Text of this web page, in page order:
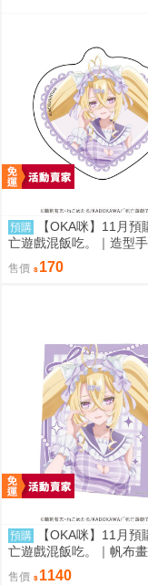
預購
【OKA咪】11月預
亡遊戲混飯吃。｜造型
02/ (新繪插畫) (御城)
售價 170
預購
【OKA咪】11月預
亡遊戲混飯吃。｜帆布
(新繪插畫) (御城)
售價 1140